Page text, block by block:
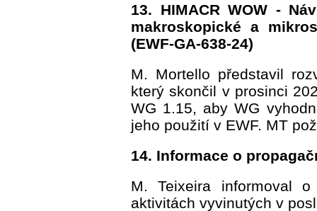
13. HIMACR WOW -
makroskopické a
(EWF-GA-638-24)
M. Mortello představil
který skončil v prosinci
WG 1.15, aby WG
jeho použití v EWF. MT
14. Informace o
M. Teixeira informoval o
aktivitách vyvinutých v